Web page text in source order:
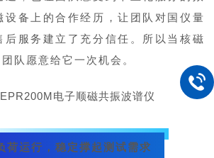
设备上的合作经历，让团队对国仪量
后服务建立了充分信任。所以当核磁
队愿意给它一次机会。
电子顺磁共振波谱仪
荷运行，稳定撑起测试需求